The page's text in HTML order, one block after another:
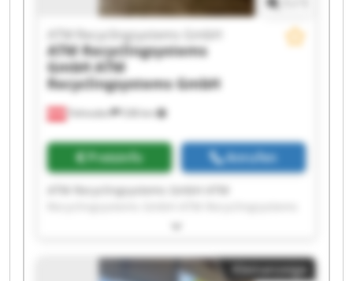
538 km
ATM Recyclingsystems GmbH
ATM Recyclingsystems
GmbHATM
Recyclingsystems GmbH
Preisinfo Anrufen
ATM Recyclingsystems GmbH ATM
GmbH ATM Recyclingsystems GmbH ATM
GmbH ATM Recyclingsystems GmbH ATM
Recyclingsystems GmbH ATM Recyclingsystems
Kleinanzeige